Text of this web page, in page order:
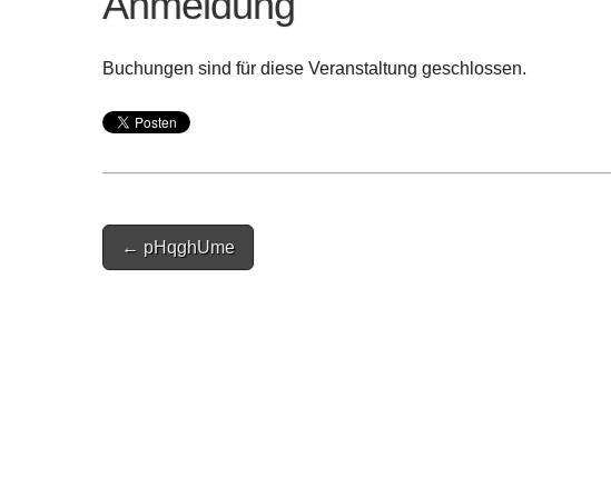
Buchungen sind für diese Veranstaltung geschlossen.
Post
navigation
← pHqghUme